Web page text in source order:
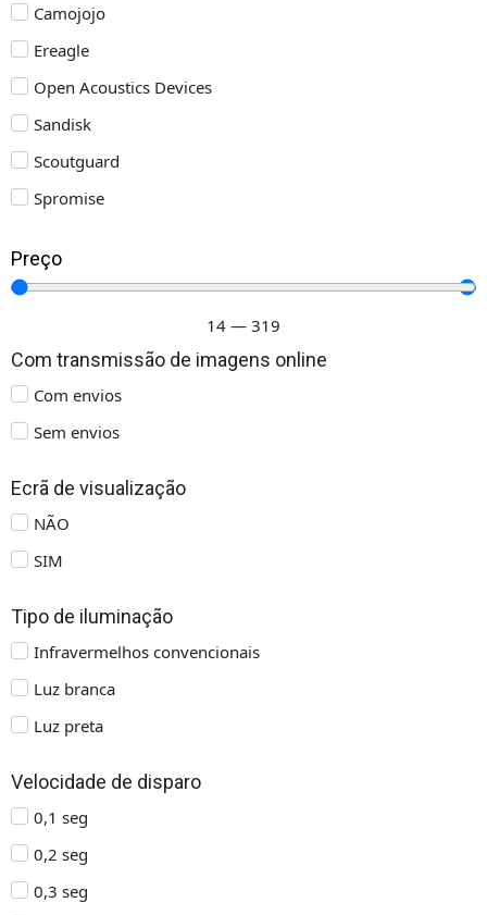
Camojojo
Ereagle
Open Acoustics Devices
Sandisk
Scoutguard
Spromise
Preço
14 — 319
Com transmissão de imagens online
Com envios
Sem envios
Ecrã de visualização
NÃO
SIM
Tipo de iluminação
Infravermelhos convencionais
Luz branca
Luz preta
Velocidade de disparo
0,1 seg
0,2 seg
0,3 seg